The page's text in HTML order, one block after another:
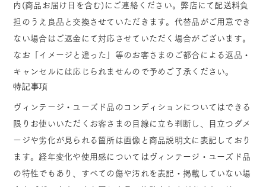
内(商品お届け日を含む)にご連絡ください。弊店にて配送料負
担のうえ良品と交換させていただきます。代替品がご用意でき
ない場合はご返金にて対応させていただく場合がございます。
なお「イメージと違った」等のお客さまのご都合による返品・
キャンセルには応じられませんので予めご了承ください。
特記事項
ヴィンテージ・ユーズド品のコンディションについてはできる
限りお使いいただくお客さまの目線に立ち判断し、目立つダメ
ージや劣化が見られる箇所は画像と商品説明文に表記しており
ます。経年変化や使用感についてはヴィンテージ・ユーズド品
の特性でもあり、すべての傷や汚れを表記・掲載していない場